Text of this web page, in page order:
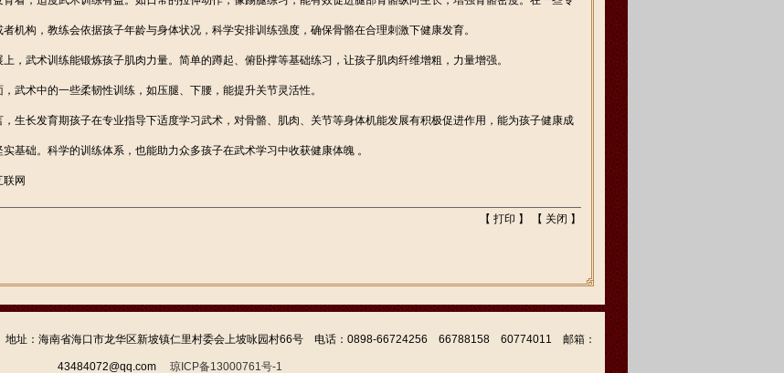
者机构，教练会依据孩子年龄与身体状况，科学安排训练强度，确保骨骼在合理刺激下健康发育。
上，武术训练能锻炼孩子肌肉力量。简单的蹲起、俯卧撑等基础练习，让孩子肌肉纤维增粗，力量增强。
，武术中的一些柔韧性训练，如压腿、下腰，能提升关节灵活性。
，生长发育期孩子在专业指导下适度学习武术，对骨骼、肌肉、关节等身体机能发展有积极促进作用，能为孩子健康成
实基础。科学的训练体系，也能助力众多孩子在武术学习中收获健康体魄 。
联网
【 打印 】 【 关闭 】
址：海南省海口市龙华区新坡镇仁里村委会上坡咏园村66号 电话：0898-66724256 66788158 60774011 邮箱：
43484072@qq.com 琼ICP备13000761号-1